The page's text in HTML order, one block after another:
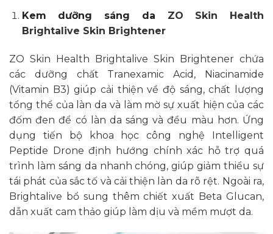
đến
4,770,000₫
đến
Kem dưỡng sáng da ZO Skin Health
Brightalive Skin Brightener
ZO Skin Health Brightalive Skin Brightener chứa
các dưỡng chất Tranexamic Acid, Niacinamide
(Vitamin B3) giúp cải thiện về độ sáng, chất lượng
tổng thể của làn da và làm mờ sự xuất hiện của các
đốm đen để có làn da sáng và đều màu hơn. Ứng
dụng tiến bộ khoa học công nghệ Intelligent
Peptide Drone định hướng chính xác hỗ trợ quá
trình làm sáng da nhanh chóng, giúp giảm thiểu sự
tái phát của sắc tố và cải thiện làn da rõ rệt. Ngoài ra,
Brightalive bổ sung thêm chiết xuất Beta Glucan,
dẫn xuất cam thảo giúp làm dịu và mềm mượt da.